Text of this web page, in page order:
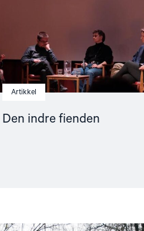
Artikkel
Den indre fienden
Read